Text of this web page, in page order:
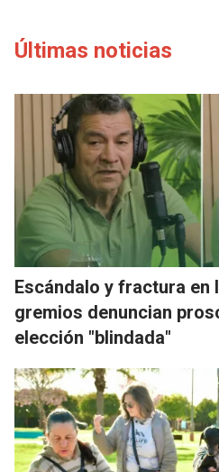
Últimas noticias
Escándalo y fractura en
gremios denuncian
elección "blindada"